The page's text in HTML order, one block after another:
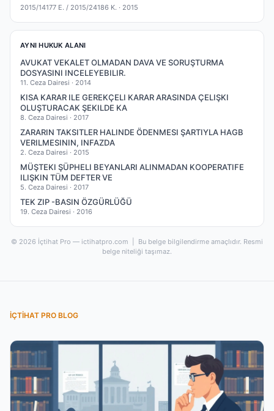
2015/14177 E. / 2015/24186 K. · 2015
AYNI HUKUK ALANI
AVUKAT VEKALET OLMADAN DAVA VE SORUŞTURMA
DOSYASINI INCELEYEBILIR.
11. Ceza Dairesi · 2014
KISA KARAR ILE GEREKÇELI KARAR ARASINDA ÇELIŞKI
OLUŞTURACAK ŞEKILDE KA
8. Ceza Dairesi · 2017
ZARARIN TAKSITLER HALINDE ÖDENMESI ŞARTIYLA HAGB
VERILMESININ, INFAZDA
2. Ceza Dairesi · 2015
MÜŞTEKI ŞÜPHELI BEYANLARI ALINMADAN KOOPERATIFE
ILIŞKIN TÜM DEFTER VE
5. Ceza Dairesi · 2017
TEK ZIP -BASIN ÖZGÜRLÜĞÜ
19. Ceza Dairesi · 2016
© 2026 İçtihat Pro — ictihatpro.com | Bu belge bilgilendirme amaçlıdır. Resmi
belge niteliği taşımaz.
İÇTIHAT PRO BLOG